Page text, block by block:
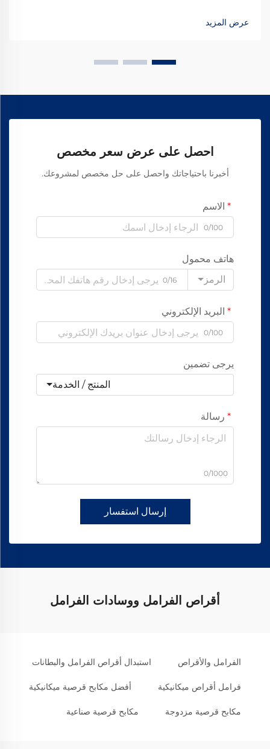
اكتشف كيف تحقق الشركات المصنعة الرائدة عالميًا موثوقية بنسبة
99.8٪ — طلب ورقة المواصفات اليوم.
عرض المزيد
احصل على عرض سعر مخصص
أخبرنا باحتياجاتك واحصل على حل مخصص لمشروعك.
الاسم
0/100
هاتف محمول
الرمز
0/16
البريد الإلكتروني
0/100
يرجى تضمين
المنتج / الخدمة
رسالة
0/1000
إرسال استفسار
أقراص الفرامل ووسادات الفرامل
الفرامل والأقراص استبدال أقراص الفرامل والبطانات
فرامل أقراص ميكانيكية أفضل مكابح قرصية ميكانيكية
مكابح قرصية مزدوجة مكابح قرصية صناعية